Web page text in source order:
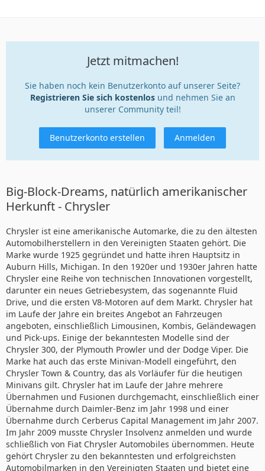
Jetzt mitmachen!
Sie haben noch kein Benutzerkonto auf unserer Seite?
Registrieren Sie sich kostenlosund nehmen Sie an
unserer Community teil!
Benutzerkonto erstellen Anmelden
Big-Block-Dreams, natürlich amerikanischer
Herkunft - Chrysler
Chrysler ist eine amerikanische Automarke, die zu den ältesten
Automobilherstellern in den Vereinigten Staaten gehört. Die
Marke wurde 1925 gegründet und hatte ihren Hauptsitz in
Auburn Hills, Michigan. In den 1920er und 1930er Jahren hatte
Chrysler eine Reihe von technischen Innovationen vorgestellt,
darunter ein neues Getriebesystem, das sogenannte Fluid
Drive, und die ersten V8-Motoren auf dem Markt. Chrysler hat
im Laufe der Jahre ein breites Angebot an Fahrzeugen
angeboten, einschließlich Limousinen, Kombis, Geländewagen
und Pick-ups. Einige der bekanntesten Modelle sind der
Chrysler 300, der Plymouth Prowler und der Dodge Viper. Die
Marke hat auch das erste Minivan-Modell eingeführt, den
Chrysler Town & Country, das als Vorläufer für die heutigen
Minivans gilt. Chrysler hat im Laufe der Jahre mehrere
Übernahmen und Fusionen durchgemacht, einschließlich einer
Übernahme durch Daimler-Benz im Jahr 1998 und einer
Übernahme durch Cerberus Capital Management im Jahr 2007.
Im Jahr 2009 musste Chrysler Insolvenz anmelden und wurde
schließlich von Fiat Chrysler Automobiles übernommen. Heute
gehört Chrysler zu den bekanntesten und erfolgreichsten
Automobilmarken in den Vereinigten Staaten und bietet eine